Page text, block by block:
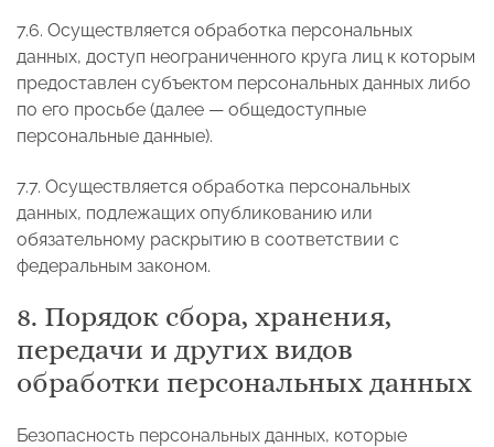
7.6. Осуществляется обработка персональных
данных, доступ неограниченного круга лиц к которым
предоставлен субъектом персональных данных либо
по его просьбе (далее — общедоступные
персональные данные).
7.7. Осуществляется обработка персональных
данных, подлежащих опубликованию или
обязательному раскрытию в соответствии с
федеральным законом.
8. Порядок сбора, хранения,
передачи и других видов
обработки персональных данных
Безопасность персональных данных, которые